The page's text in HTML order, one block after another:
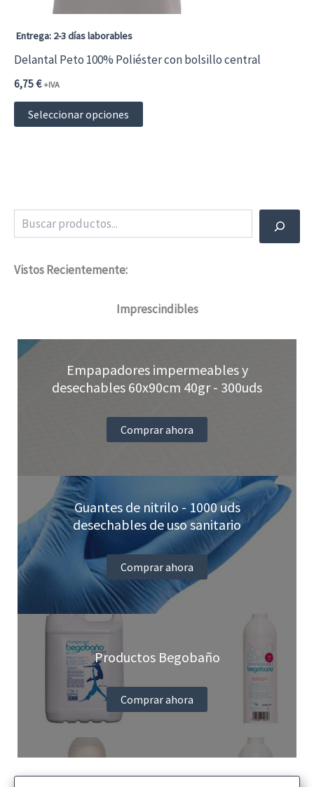
la
de
Entrega: 2-3 días laborables
Delantal Peto 100% Poliéster con bolsillo central
6,75€ +IVA
Seleccionar opciones
Este
producto
la
página
de
producto
Vistos Recientemente:
Imprescindibles
Empapadores impermeables y
desechables 60x90cm 40gr - 300uds
Comprar ahora
Guantes de nitrilo - 1000 uds
desechables de uso sanitario
Comprar ahora
Productos Begobaño
Comprar ahora